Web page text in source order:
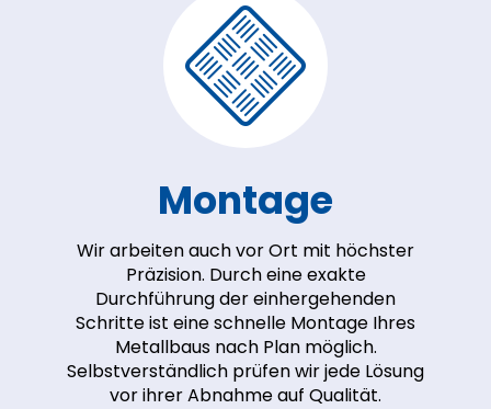
Montage
Wir arbeiten auch vor Ort mit höchster
Präzision. Durch eine exakte
Durchführung der einhergehenden
Schritte ist eine schnelle Montage Ihres
Metallbaus nach Plan möglich.
Selbstverständlich prüfen wir jede Lösung
vor ihrer Abnahme auf Qualität.